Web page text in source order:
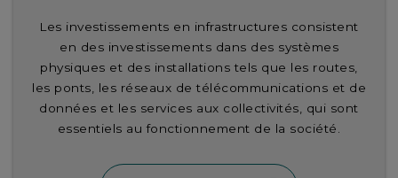
Les investissements en infrastructures consistent
en des investissements dans des systèmes
physiques et des installations tels que les routes,
les ponts, les réseaux de télécommunications et de
données et les services aux collectivités, qui sont
essentiels au fonctionnement de la société.